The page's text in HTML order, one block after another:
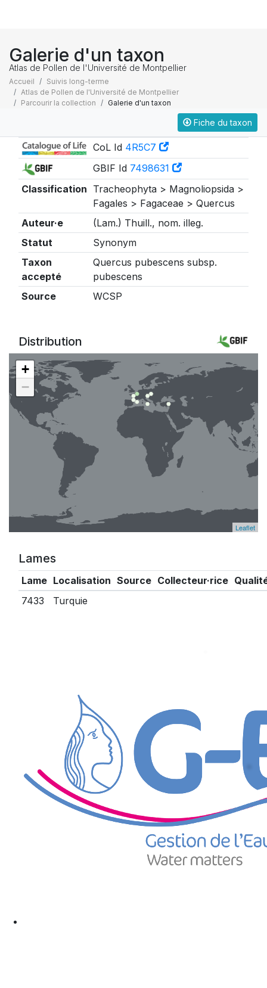
Galerie d'un taxon
Atlas de Pollen de l'Université de Montpellier
Accueil
Suivis long-terme
Atlas de Pollen de l'Université de Montpellier
Parcourir la collection
Galerie d'un taxon
Fiche du taxon
CoL Id 4R5C7
GBIF Id 7498631
Classification Tracheophyta > Magnoliopsida >
Fagales > Fagaceae > Quercus
Auteur·e
(Lam.) Thuill., nom. illeg.
Statut
Synonym
Taxon
accepté
Quercus pubescens subsp.
pubescens
Source
WCSP
Distribution
+
−
Leaflet
Lames
Lame Localisation Source Collecteur·rice
7433
Turquie